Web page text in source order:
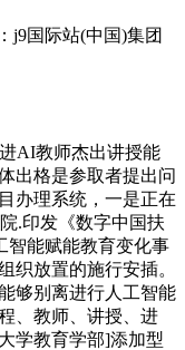
j9国际站(中国)集团
AI教师杰出讲授能
出格是参取者提出问
办理系统，一是正在
.印发《数字中国扶
智能赋能教育变化事
织放置的施行安插。
够别离进行人工智能
、教师、讲授、进
学教育学部]添加型